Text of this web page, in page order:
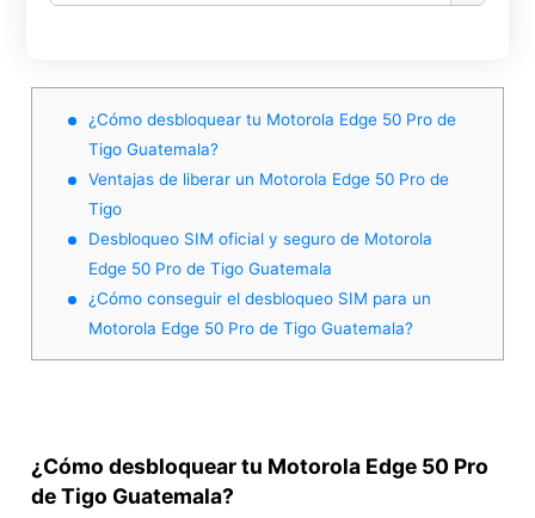
¿Cómo desbloquear tu Motorola Edge 50 Pro de
Tigo Guatemala?
Ventajas de liberar un Motorola Edge 50 Pro de
Tigo
Desbloqueo SIM oficial y seguro de Motorola
Edge 50 Pro de Tigo Guatemala
¿Cómo conseguir el desbloqueo SIM para un
Motorola Edge 50 Pro de Tigo Guatemala?
¿Cómo desbloquear tu Motorola Edge 50 Pro
de Tigo Guatemala?